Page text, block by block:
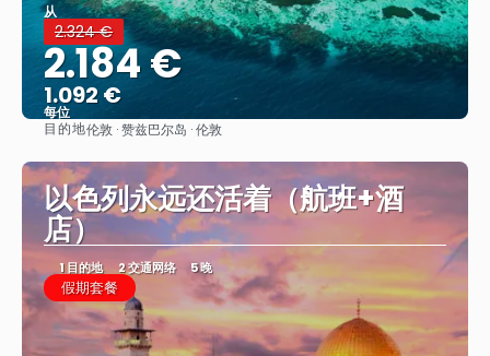
从
2.324 €
2.184 €
1.092 €
每位
目的地伦敦 · 赞兹巴尔岛 · 伦敦
以色列永远还活着（航班+酒
店）
1 目的地 2 交通网络 5 晚
假期套餐